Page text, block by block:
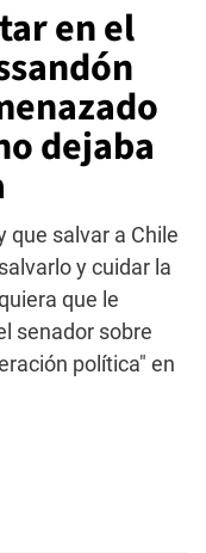
en el
dejaba
que salvar a Chile
y cuidar la
que le
senador sobre
política" en